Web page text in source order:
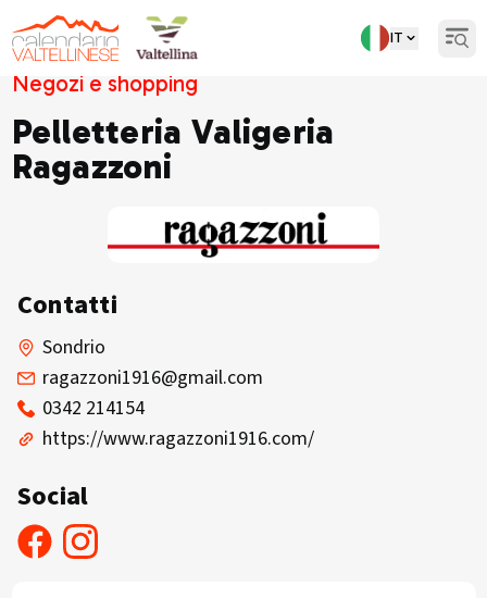
IT
Negozi e shopping
Pelletteria Valigeria
Ragazzoni
Contatti
Sondrio
ragazzoni1916@gmail.com
0342 214154
https://www.ragazzoni1916.com/
Social